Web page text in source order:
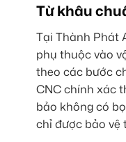
Từ khâu
Tại Thành Phát
phụ thuộc vào
theo các bước
CNC chính xác
bảo không có
chỉ được bảo vệ